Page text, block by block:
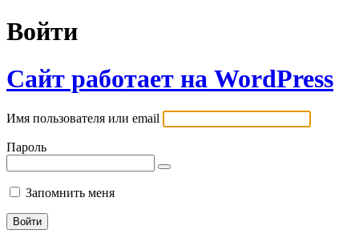
Войти
Сайт работает на WordPress
Имя пользователя или email
Пароль
Запомнить меня